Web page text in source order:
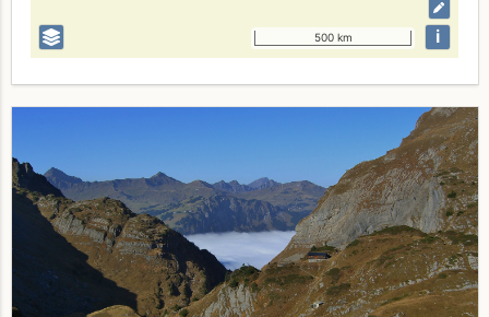
500 km i